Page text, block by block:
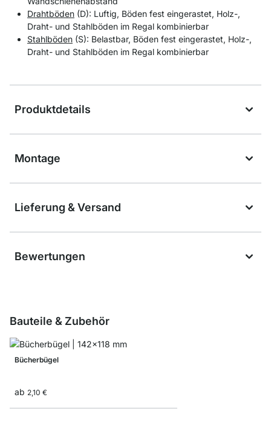
Drahtböden (D): Luftig, Böden fest eingerastet, Holz-,
Draht- und Stahlböden im Regal kombinierbar
Stahlböden (S): Belastbar, Böden fest eingerastet, Holz-,
Draht- und Stahlböden im Regal kombinierbar
Produktdetails
Montage
Lieferung & Versand
Bewertungen
Bauteile & Zubehör
Bücherbügel
ab 2,10 €